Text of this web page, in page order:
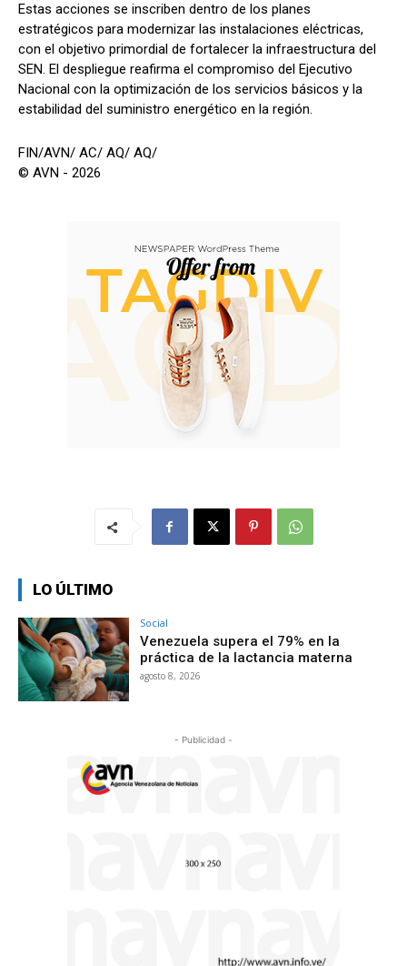
Estas acciones se inscriben dentro de los planes
estratégicos para modernizar las instalaciones eléctricas,
con el objetivo primordial de fortalecer la infraestructura del
SEN. El despliegue reafirma el compromiso del Ejecutivo
Nacional con la optimización de los servicios básicos y la
estabilidad del suministro energético en la región.
FIN/AVN/ AC/ AQ/ AQ/
© AVN - 2026
LO ÚLTIMO
Social
Venezuela supera el 79% en la
práctica de la lactancia materna
agosto 8, 2026
- Publicidad -